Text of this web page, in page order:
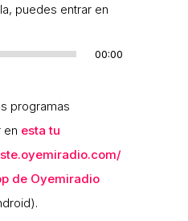
puedes entrar en
00:00
programas
en esta tu
de Oyemiradio